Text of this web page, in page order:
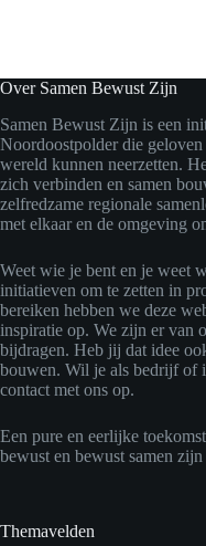
Over Samen Bewust Zijn
Samen Bewust Zijn is een
Noordoostpolder die
wereld kunnen neerzetten.
zich verbinden en samen
zelfredzame regionale
met elkaar en de omgeving
Weet wie je bent en je weet
initiatieven om te zetten in
bereiken hebben we deze
inspiratie op. We zijn er van
bijdragen. Heb jij dat idee
bouwen. Wil je als bedrijf of
contact met ons op.
Een pure en eerlijke
bewust en bewust samen
Themavelden